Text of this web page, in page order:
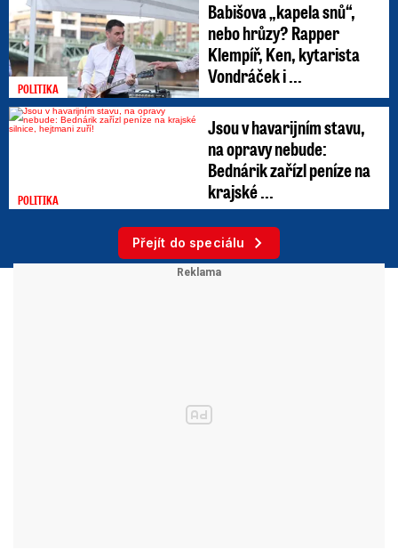
POLITIKA
Babišova „kapela snů“,
nebo hrůzy? Rapper
Klempíř, Ken, kytarista
Vondráček i ...
POLITIKA
Jsou v havarijním stavu,
na opravy nebude:
Bednárik zařízl peníze na
krajské ...
Přejít do speciálu